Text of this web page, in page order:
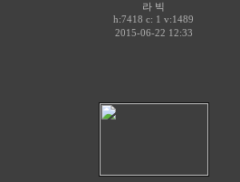
라 빅
h:7418 c: 1 v:1489
2015-06-22 12:33